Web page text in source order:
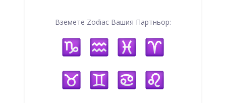
Вземете Zodiac Вашия Партньор: